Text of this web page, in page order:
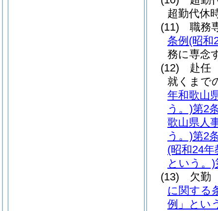
超勤代休
(11)
職務
条例 (昭和
務に専念
(12)
赴任
就くまで
年和歌山
う。)第2
歌山県人
う。)第2
(昭和24
という。)
(13)
欠勤
に関する
例」とい